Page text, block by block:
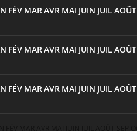
FÉV MAR AVR MAI JUIN JUIL AOÛT
FÉV MAR AVR MAI JUIN JUIL AOÛT
FÉV MAR AVR MAI JUIN JUIL AOÛT